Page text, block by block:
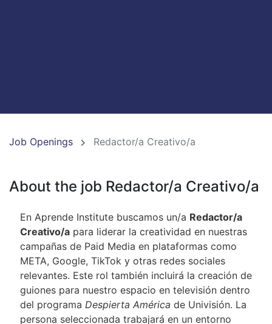
Job Openings Redactor/a Creativo/a
About the job Redactor/a Creativo/a
En Aprende Institute buscamos un/a Redactor/a
Creativo/a para liderar la creatividad en nuestras
campañas de Paid Media en plataformas como
META, Google, TikTok y otras redes sociales
relevantes. Este rol también incluirá la creación de
guiones para nuestro espacio en televisión dentro
del programa Despierta América de Univisión. La
persona seleccionada trabajará en un entorno